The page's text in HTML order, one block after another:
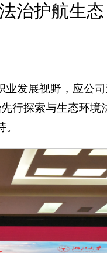
治护航生态
发展视野，应公
行探索与生态环